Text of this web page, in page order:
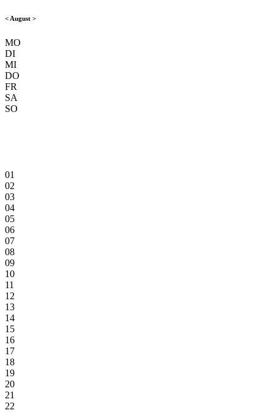
< August >
MO
DI
MI
DO
FR
SA
SO
01
02
03
04
05
06
07
08
09
10
11
12
13
14
15
16
17
18
19
20
21
22